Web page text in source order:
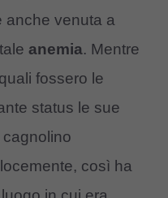
anche venuta a
anemia. Mentre
fossero le
status le sue
così ha